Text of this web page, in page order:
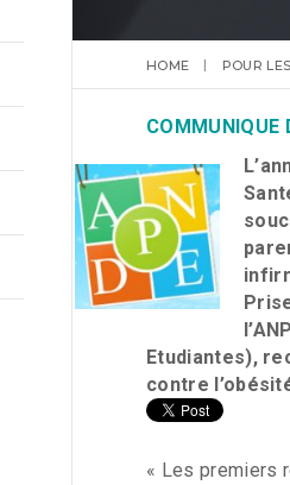
HOME POUR
COMMUNIQUE
Etudiantes),
contre
« Les premiers